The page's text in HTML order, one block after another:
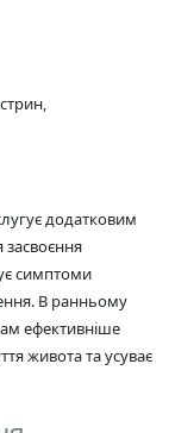
додатковим
симптоми
В ранньому
ефективніше
живота та усуває